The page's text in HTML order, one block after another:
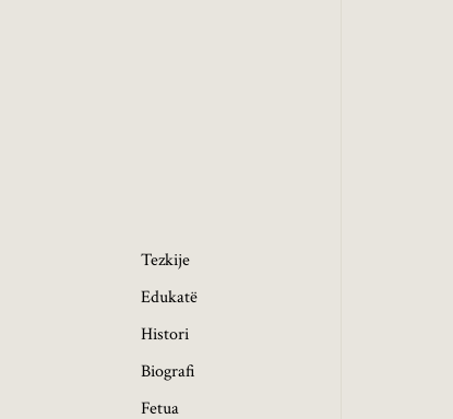
Tezkije
Edukatë
Histori
Biografi
Fetua